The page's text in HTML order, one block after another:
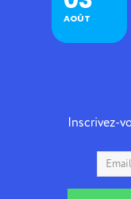
AOÛT
Inscrivez-